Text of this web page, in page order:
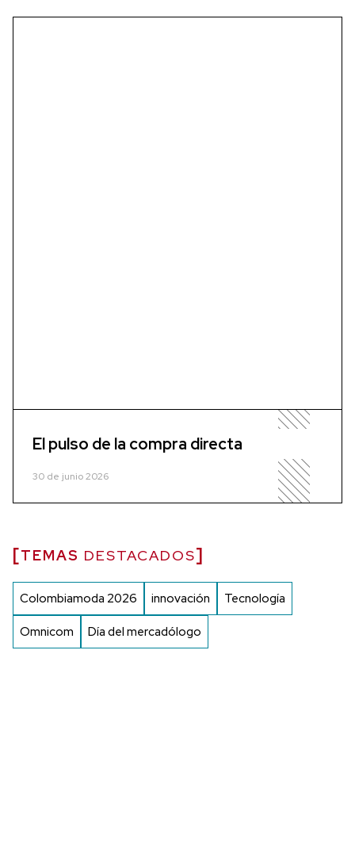
El pulso de la compra directa
30 de junio 2026
TEMAS DESTACADOS
Colombiamoda 2026 innovación Tecnología
Omnicom Día del mercadólogo